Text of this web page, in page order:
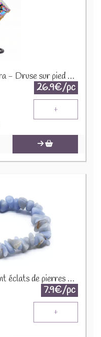
Améthyste Quartz Aqua Aura - Druse sur pied en métal DAT3
26.9€/pc
+
Angélite 'B' - Bracelet Enfant éclats de pierres BRC-ANG
7.9€/pc
+